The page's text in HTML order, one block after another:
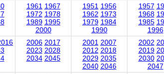
1961 1967
1972 1978
1989 1995
2000
1951 1956
1962 1973
1979 1984
1990
1957
1968
1985
1996
2006 2017
2023 2028
2034 2045
2001 2007
2012 2018
2029 2035
2040 2046
2002
2019
2030
2047